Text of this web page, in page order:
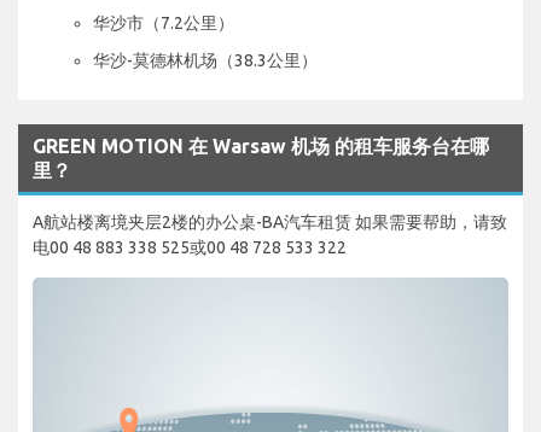
华沙市（7.2公里）
华沙-莫德林机场（38.3公里）
GREEN MOTION 在 Warsaw 机场 的租车服务台在哪
里？
A航站楼离境夹层2楼的办公桌-BA汽车租赁 如果需要帮助，请致
电00 48 883 338 525或00 48 728 533 322